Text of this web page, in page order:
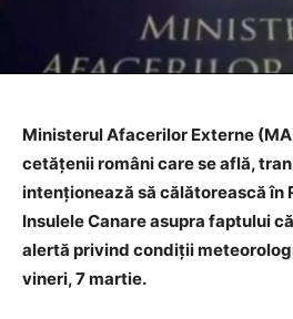
Ministerul Afacerilor Externe
cetățenii români care se află,
intenționează să călătorească în
Insulele Canare asupra faptului
alertă privind condiții
vineri, 7 martie.